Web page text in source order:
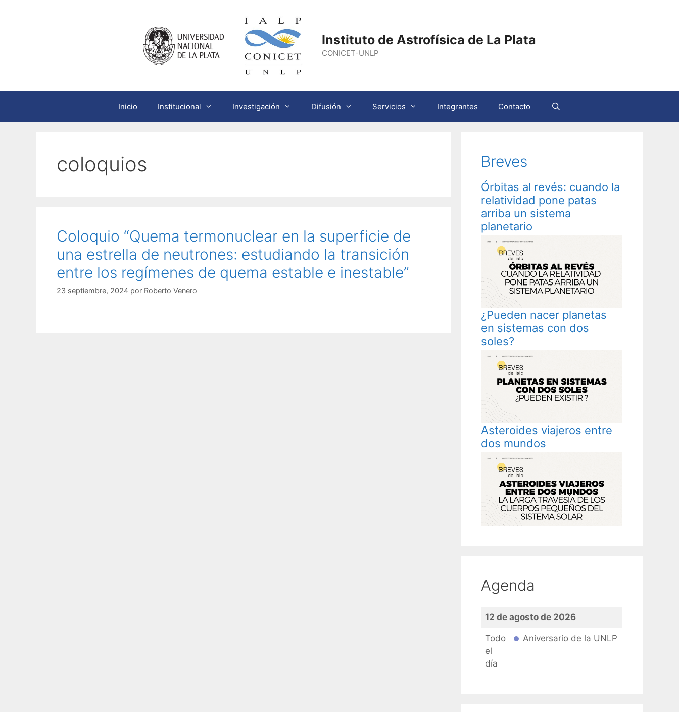
Instituto de Astrofísica de La Plata
CONICET-UNLP
Inicio Institucional Investigación Difusión Servicios Integrantes Contacto
coloquios
Coloquio “Quema termonuclear en la superficie de
una estrella de neutrones: estudiando la transición
entre los regímenes de quema estable e inestable”
23 septiembre, 2024 por Roberto Venero
Breves
Órbitas al revés: cuando la
relatividad pone patas
arriba un sistema
planetario
¿Pueden nacer planetas
en sistemas con dos
soles?
Asteroides viajeros entre
dos mundos
Agenda
12 de agosto de 2026
Todo
el
día
Aniversario de la UNLP